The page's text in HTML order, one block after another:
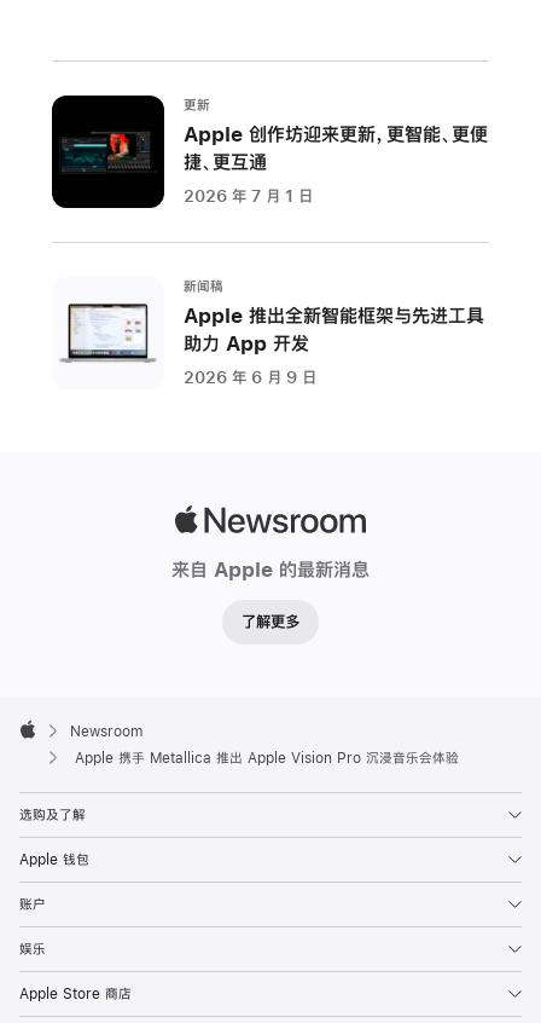
新
Apple
浸
将
太
平
洋
顶
级
摇
队
经
典
更新
Apple 创作坊迎来更新，更智能、更便
捷、更互通
2026 年 7 月 1 日
新闻稿
Apple 推出全新智能框架与先进工具
助力 App 开发
2026 年 6 月 9 日
来自 Apple 的最新消息
了解更多
Footer

Apple
Newsroom
Apple 携手 Metallica 推出 Apple Vision Pro 沉浸音乐会体验
选购及了解
Apple 钱包
账户
娱乐
Apple Store 商店